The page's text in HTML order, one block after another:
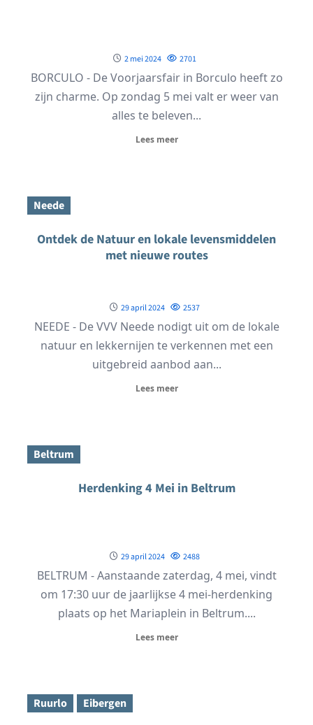
2 mei 2024 2701
BORCULO - De Voorjaarsfair in Borculo heeft zo
zijn charme. Op zondag 5 mei valt er weer van
alles te beleven...
Lees meer
Neede
Ontdek de Natuur en lokale levensmiddelen
met nieuwe routes
29 april 2024 2537
NEEDE - De VVV Neede nodigt uit om de lokale
natuur en lekkernijen te verkennen met een
uitgebreid aanbod aan...
Lees meer
Beltrum
Herdenking 4 Mei in Beltrum
29 april 2024 2488
BELTRUM - Aanstaande zaterdag, 4 mei, vindt
om 17:30 uur de jaarlijkse 4 mei-herdenking
plaats op het Mariaplein in Beltrum....
Lees meer
Ruurlo Eibergen